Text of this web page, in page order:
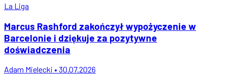
La Liga
Marcus Rashford zakończył wypożyczenie w
Barcelonie i dziękuje za pozytywne
doświadczenia
Adam Mielecki • 30.07.2026